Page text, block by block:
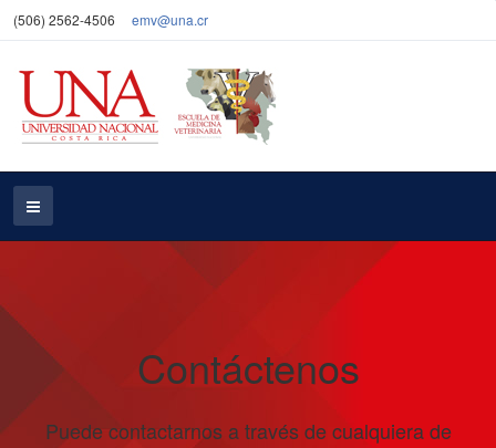
(506) 2562-4506 emv@una.cr
Contáctenos
Puede contactarnos a través de cualquiera de